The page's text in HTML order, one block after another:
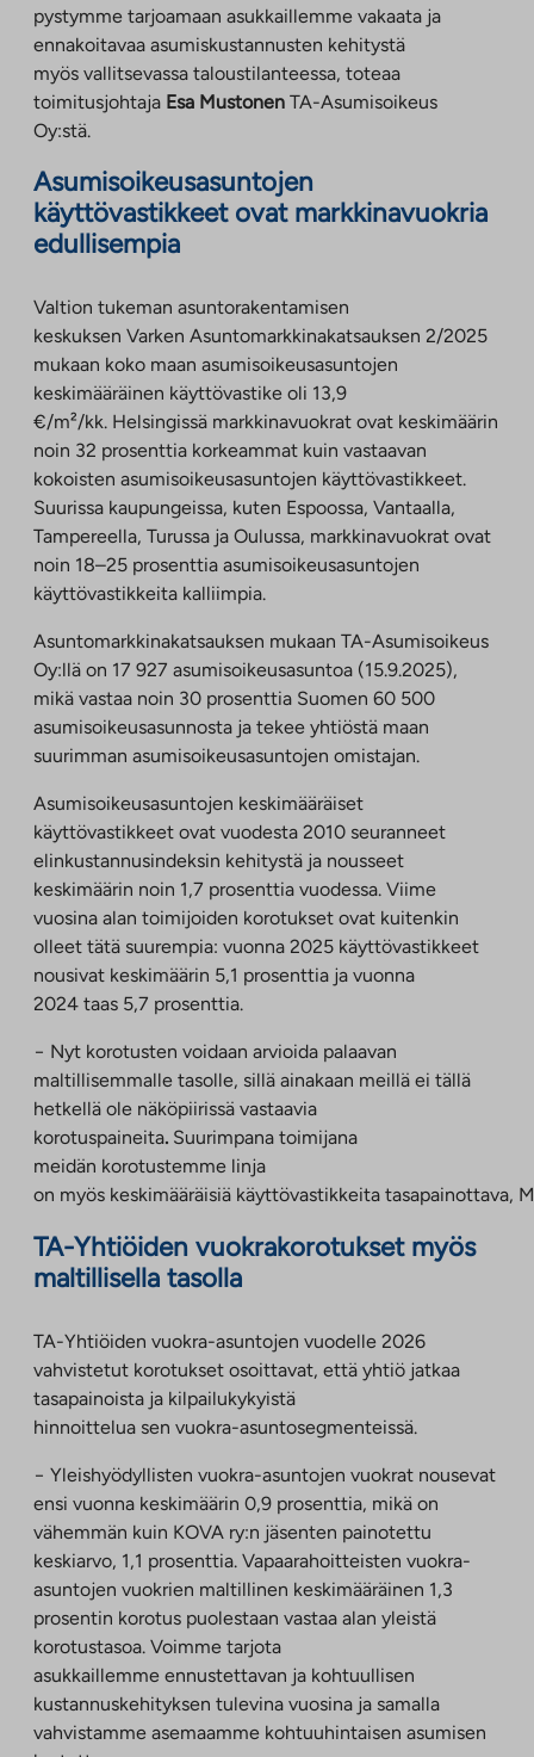
pystymme tarjoamaan asukkaillemme vakaata ja
ennakoitavaa asumiskustannusten kehitystä
myös vallitsevassa taloustilanteessa, toteaa
toimitusjohtaja Esa Mustonen TA-Asumisoikeus
Oy:stä.
Asumisoikeusasuntojen
käyttövastikkeet ovat markkinavuokria
edullisempia
Valtion tukeman asuntorakentamisen
keskuksen Varken Asuntomarkkinakatsauksen 2/2025
mukaan koko maan asumisoikeusasuntojen
keskimääräinen käyttövastike oli 13,9
€/m²/kk. Helsingissä markkinavuokrat ovat keskimäärin
noin 32 prosenttia korkeammat kuin vastaavan
kokoisten asumisoikeusasuntojen käyttövastikkeet.
Suurissa kaupungeissa, kuten Espoossa, Vantaalla,
Tampereella, Turussa ja Oulussa, markkinavuokrat ovat
noin 18–25 prosenttia asumisoikeusasuntojen
käyttövastikkeita kalliimpia.
Asuntomarkkinakatsauksen mukaan TA-Asumisoikeus
Oy:llä on 17 927 asumisoikeusasuntoa (15.9.2025),
mikä vastaa noin 30 prosenttia Suomen 60 500
asumisoikeusasunnosta ja tekee yhtiöstä maan
suurimman asumisoikeusasuntojen omistajan.
Asumisoikeusasuntojen keskimääräiset
käyttövastikkeet ovat vuodesta 2010 seuranneet
elinkustannusindeksin kehitystä ja nousseet
keskimäärin noin 1,7 prosenttia vuodessa. Viime
vuosina alan toimijoiden korotukset ovat kuitenkin
olleet tätä suurempia: vuonna 2025 käyttövastikkeet
nousivat keskimäärin 5,1 prosenttia ja vuonna
2024 taas 5,7 prosenttia.
− Nyt korotusten voidaan arvioida palaavan
maltillisemmalle tasolle, sillä ainakaan meillä ei tällä
hetkellä ole näköpiirissä vastaavia
korotuspaineita. Suurimpana toimijana
meidän korotustemme linja
on myös keskimääräisiä käyttövastikkeita tasapainottava,
TA-Yhtiöiden vuokrakorotukset myös
maltillisella tasolla
TA-Yhtiöiden vuokra-asuntojen vuodelle 2026
vahvistetut korotukset osoittavat, että yhtiö jatkaa
tasapainoista ja kilpailukykyistä
hinnoittelua sen vuokra-asuntosegmenteissä.
− Yleishyödyllisten vuokra-asuntojen vuokrat nousevat
ensi vuonna keskimäärin 0,9 prosenttia, mikä on
vähemmän kuin KOVA ry:n jäsenten painotettu
keskiarvo, 1,1 prosenttia. Vapaarahoitteisten vuokra-
asuntojen vuokrien maltillinen keskimääräinen 1,3
prosentin korotus puolestaan vastaa alan yleistä
korotustasoa. Voimme tarjota
asukkaillemme ennustettavan ja kohtuullisen
kustannuskehityksen tulevina vuosina ja samalla
vahvistamme asemaamme kohtuuhintaisen asumisen